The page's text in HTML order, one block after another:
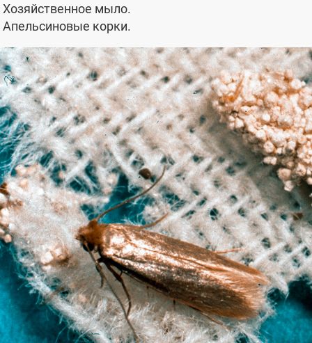
Хозяйственное мыло.
Апельсиновые корки.